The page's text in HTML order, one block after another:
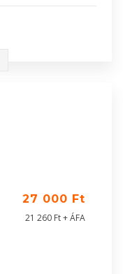
27 000 Ft
21 260 Ft + ÁFA